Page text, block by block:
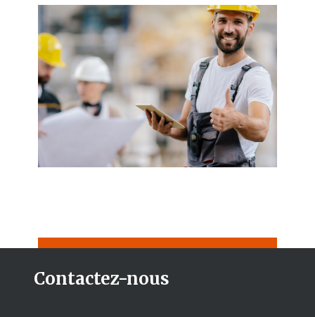
Contactez-nous